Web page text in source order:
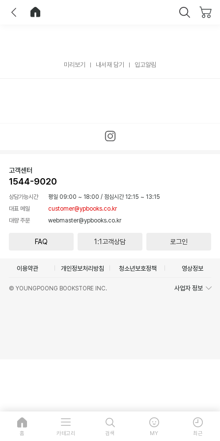
미리보기 내서재 담기 입고알림
고객센터
1544-9020
상담가능시간 평일 09:00 ~ 18:00 / 점심시간 12:15 ~ 13:15
대표 메일
customer@ypbooks.co.kr
대량 주문
webmaster@ypbooks.co.kr
FAQ 1:1고객상담 로그인
이용약관 개인정보처리방침 청소년보호정책 영상정보
© YOUNGPOONG BOOKSTORE INC. 사업자 정보
홈 카테고리 검색 MY 최근